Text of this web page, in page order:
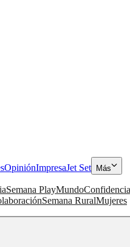
OpiniónImpresaJet Set Más
Semana PlayMundo
Semana RuralMujeres